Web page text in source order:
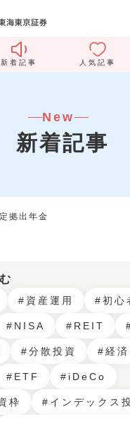
新着記事 人気記事
New
新着記事
拠出年金
#資産運用 #初心
#NISA #REIT
#分散投資 #経済
#ETF #iDeCo
枠 #インデックス